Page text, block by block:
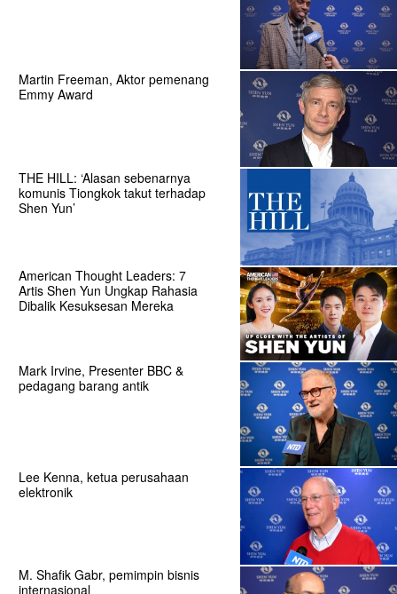
Martin Freeman, Aktor pemenang
Emmy Award
THE HILL: ‘Alasan sebenarnya
komunis Tiongkok takut terhadap
Shen Yun’
American Thought Leaders: 7
Artis Shen Yun Ungkap Rahasia
Dibalik Kesuksesan Mereka
Mark Irvine, Presenter BBC &
pedagang barang antik
Lee Kenna, ketua perusahaan
elektronik
M. Shafik Gabr, pemimpin bisnis
internasional